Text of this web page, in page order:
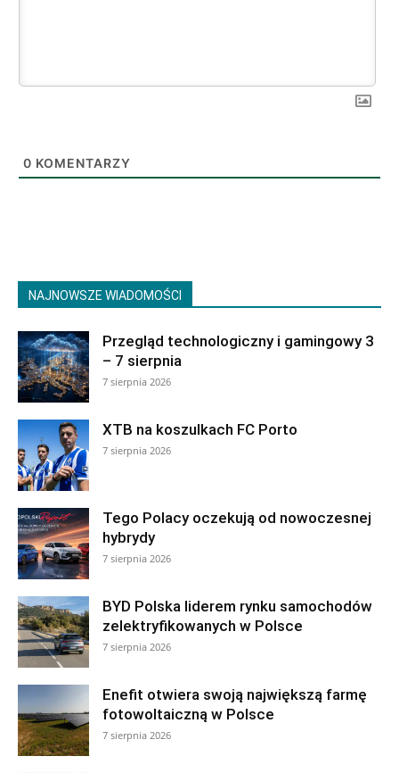
0 KOMENTARZY
NAJNOWSZE WIADOMOŚCI
Przegląd technologiczny i gamingowy 3
– 7 sierpnia
7 sierpnia 2026
XTB na koszulkach FC Porto
7 sierpnia 2026
Tego Polacy oczekują od nowoczesnej
hybrydy
7 sierpnia 2026
BYD Polska liderem rynku samochodów
zelektryfikowanych w Polsce
7 sierpnia 2026
Enefit otwiera swoją największą farmę
fotowoltaiczną w Polsce
7 sierpnia 2026